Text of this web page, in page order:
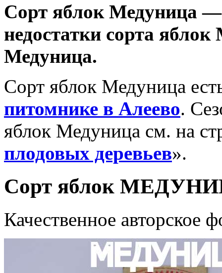
Сорт яблок Медуница
недостатки сорта
Медуница.
Сорт яблок Медуница
питомнике в Алеево.
яблок Медуница см. на
плодовых деревьев».
Сорт яблок
Качественное авторское